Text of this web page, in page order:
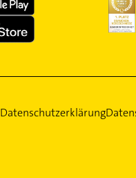
Datenschutzerklärung